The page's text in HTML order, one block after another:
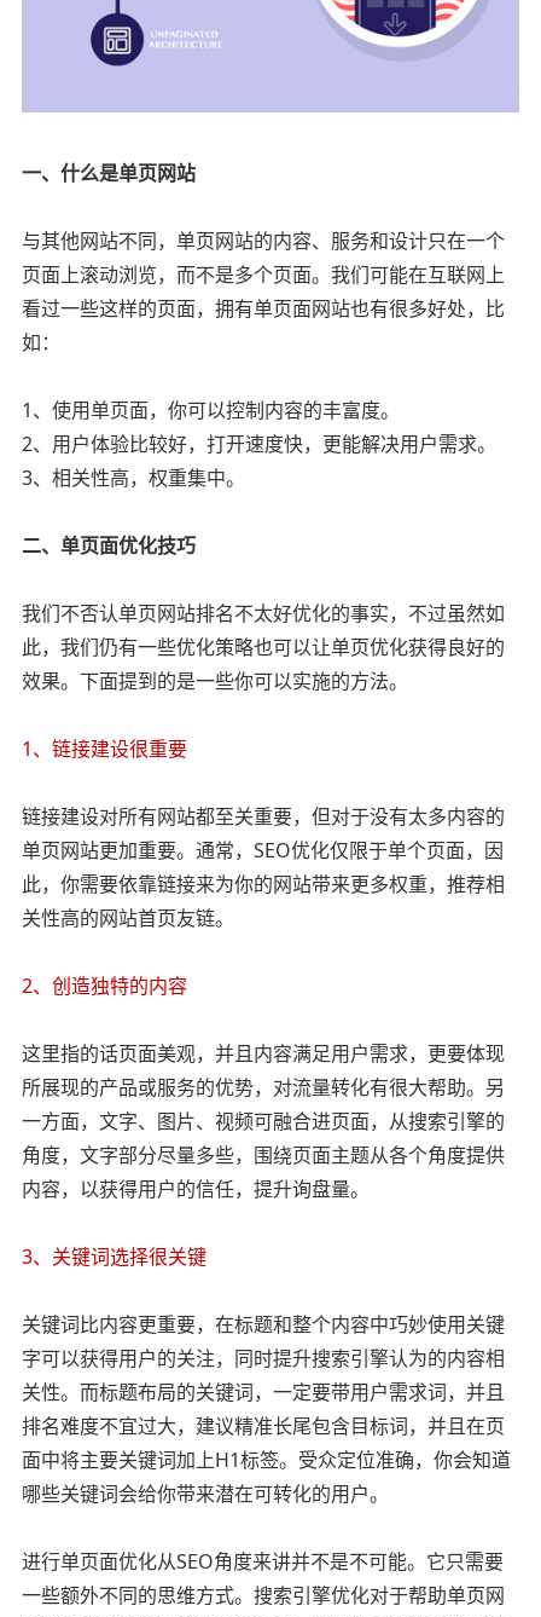
一、什么是单页网站
与其他网站不同，单页网站的内容、服务和设计只在一个
页面上滚动浏览，而不是多个页面。我们可能在互联网上
看过一些这样的页面，拥有单页面网站也有很多好处，比
如：
1、使用单页面，你可以控制内容的丰富度。
2、用户体验比较好，打开速度快，更能解决用户需求。
3、相关性高，权重集中。
二、单页面优化技巧
我们不否认单页网站排名不太好优化的事实，不过虽然如
此，我们仍有一些优化策略也可以让单页优化获得良好的
效果。下面提到的是一些你可以实施的方法。
1、链接建设很重要
链接建设对所有网站都至关重要，但对于没有太多内容的
单页网站更加重要。通常，SEO优化仅限于单个页面，因
此，你需要依靠链接来为你的网站带来更多权重，推荐相
关性高的网站首页友链。
2、创造独特的内容
这里指的话页面美观，并且内容满足用户需求，更要体现
所展现的产品或服务的优势，对流量转化有很大帮助。另
一方面，文字、图片、视频可融合进页面，从搜索引擎的
角度，文字部分尽量多些，围绕页面主题从各个角度提供
内容，以获得用户的信任，提升询盘量。
3、关键词选择很关键
关键词比内容更重要，在标题和整个内容中巧妙使用关键
字可以获得用户的关注，同时提升搜索引擎认为的内容相
关性。而标题布局的关键词，一定要带用户需求词，并且
排名难度不宜过大，建议精准长尾包含目标词，并且在页
面中将主要关键词加上H1标签。受众定位准确，你会知道
哪些关键词会给你带来潜在可转化的用户。
进行单页面优化从SEO角度来讲并不是不可能。它只需要
一些额外不同的思维方式。搜索引擎优化对于帮助单页网